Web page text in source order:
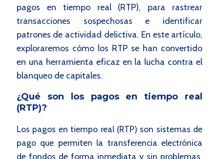
pagos en tiempo real (RTP), para rastrear
transacciones sospechosas e identificar
patrones de actividad delictiva. En este artículo,
exploraremos cómo los RTP se han convertido
en una herramienta eficaz en la lucha contra el
blanqueo de capitales.
¿Qué son los pagos en tiempo real
(RTP)?
Los pagos en tiempo real (RTP) son sistemas de
pago que permiten la transferencia electrónica
de fondos de forma inmediata y sin problemas,